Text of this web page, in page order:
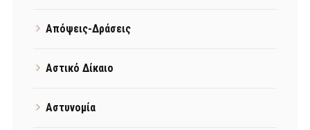
Απόψεις-Δράσεις
Αστικό Δίκαιο
Αστυνομία